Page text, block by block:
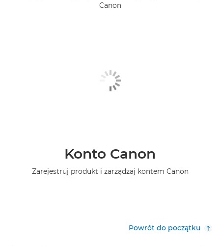
Canon
Konto Canon
Zarejestruj produkt i zarządzaj kontem Canon
Powrót do początku